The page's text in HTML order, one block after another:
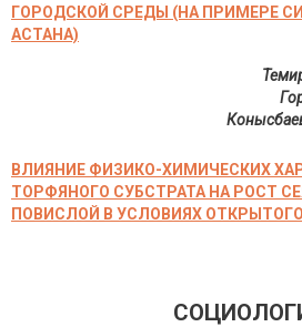
ГОРОДСКОЙ СРЕДЫ (НА ПРИМЕРЕ
АСТАНА)
ВЛИЯНИЕ ФИЗИКО-ХИМИЧЕСКИХ
ТОРФЯНОГО СУБСТРАТА НА РОСТ
ПОВИСЛОЙ В УСЛОВИЯХ